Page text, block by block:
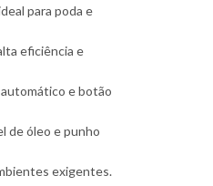
para poda e
eficiência e
e botão
de óleo e punho
exigentes.